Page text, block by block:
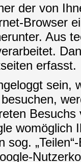
der von
Browser
Aus
erfasst.
sein,
womöglich
sog.